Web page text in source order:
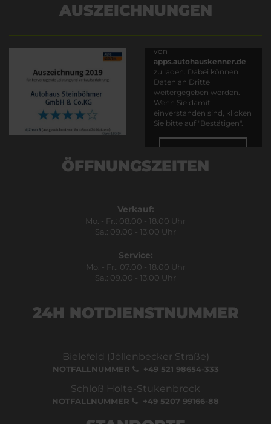
AUSZEICHNUNGEN
von
apps.autohauskenner.de
zu laden. Dabei können
Daten an Dritte
weitergegeben werden.
Wenn Sie damit
einverstanden sind, klicken
Sie bitte auf "Bestätigen".
ÖFFNUNGSZEITEN
Verkauf:
Mo. - Fr.: 08.00 - 18.00 Uhr
Sa.: 09.00 - 13.00 Uhr
Service:
Mo. - Fr.: 07.00 - 18.00 Uhr
Sa.: 09.00 - 13.00 Uhr
24H NOTDIENSTNUMMER
Bielefeld (Jöllenbecker Straße)
NOTFALLNUMMER +49 521 98654-333
Schloß Holte-Stukenbrock
NOTFALLNUMMER +49 5207 99166-88